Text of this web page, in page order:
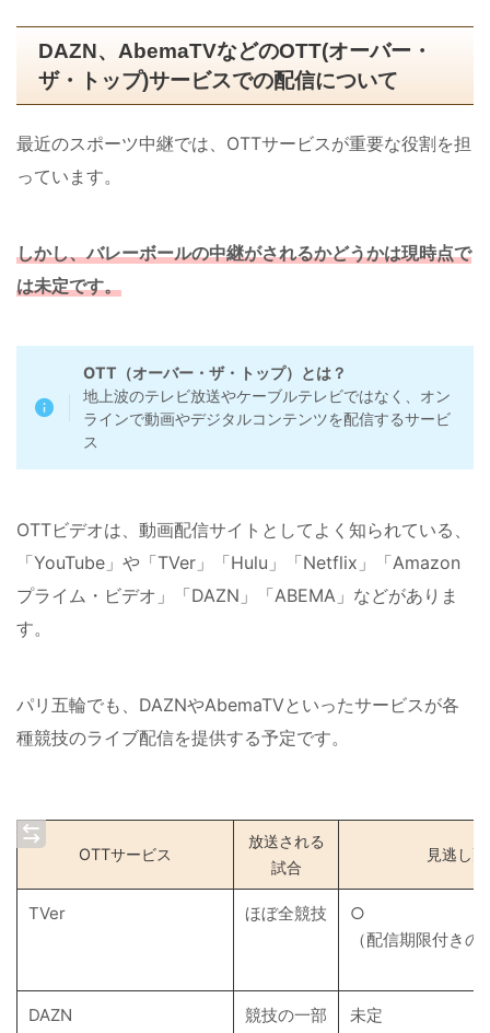
DAZN、AbemaTVなどのOTT(オーバー・
ザ・トップ)サービスでの配信について
最近のスポーツ中継では、OTTサービスが重要な役割を担
っています。
しかし、バレーボールの中継がされるかどうかは現時点で
は未定です。
OTT（オーバー・ザ・トップ）とは？
地上波のテレビ放送やケーブルテレビではなく、オン
ラインで動画やデジタルコンテンツを配信するサービ
ス
OTTビデオは、動画配信サイトとしてよく知られている、
「YouTube」や「TVer」「Hulu」「Netflix」「Amazon
プライム・ビデオ」「DAZN」「ABEMA」などがありま
す。
パリ五輪でも、DAZNやAbemaTVといったサービスが各
種競技のライブ配信を提供する予定です。
OTTサービス
放送される
試合
見逃し
TVer ほぼ全競技
○
（配信期限付き
DAZN 競技の一部 未定